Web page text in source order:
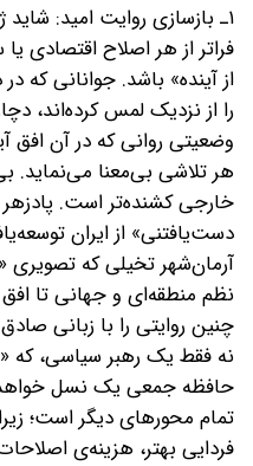
۱ـ بازسازی روایت امید: شاید
فراتر از هر اصلاح اقتصادی
از آینده» باشد. جوانانی که
را از نزدیک لمس کرده‌اند،
وضعیتی روانی که در آن افق
هر تلاشی بی‌معنا می‌نماید.
خارجی کشنده‌تر است.
دست‌یافتنی» از ایران
آرمان‌شهر تخیلی که تصویری
چنین روایتی را با زبانی
نه فقط یک رهبر سیاسی، که
حافظه جمعی یک نسل
تمام محورهای دیگر است؛
فردایی بهتر، هزینه‌ی